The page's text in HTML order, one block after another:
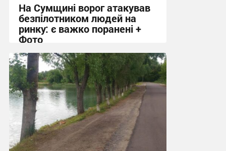
На Сумщині ворог атакував
безпілотником людей на
ринку: є важко поранені +
Фото
10:41 вчора